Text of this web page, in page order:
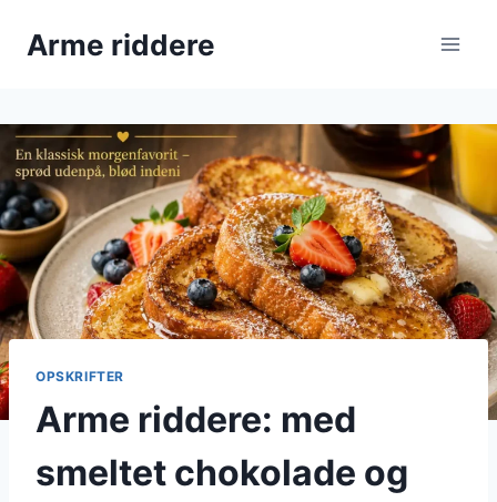
Arme riddere
OPSKRIFTER
Arme riddere: med
smeltet chokolade og